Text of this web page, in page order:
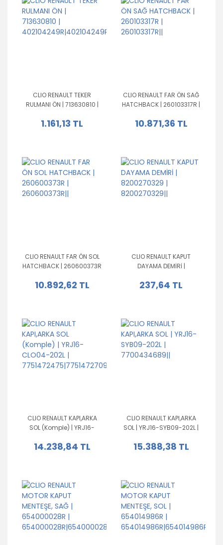
CLIO RENAULT TEKER
RULMANI ÖN | 713630810 |
1.161,13 TL
CLIO RENAULT FAR ÖN SAĞ
HATCHBACK | 260103317R |
10.871,36 TL
CLIO RENAULT FAR ÖN SOL
HATCHBACK | 260600373R
10.892,62 TL
CLIO RENAULT KAPUT
DAYAMA DEMİRİ |
8200270329||
237,64 TL
CLIO RENAULT KAPI,ARKA
SOL (Komple) | YRJ16-
7751472475|7751472709|7751472705
14.238,84 TL
CLIO RENAULT KAPI,ARKA
SOL | YRJ16-SYB09-202L |
15.388,38 TL